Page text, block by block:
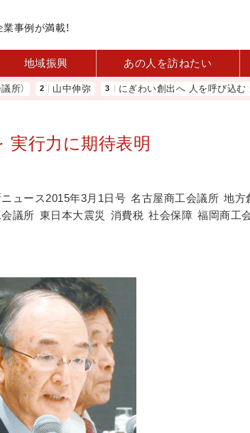
事例が満載！
地域振興 あの人を訪ねたい
山中伸弥 にぎわい創出へ 人を呼び込む 元気
実行力に期待表明
ュース2015年3月1日号 名古屋商工会議所 地方
議所 東日本大震災 消費税 社会保障 福岡商工